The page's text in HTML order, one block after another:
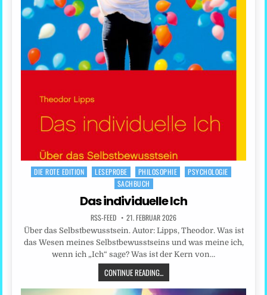
Posted
DIE ROTE EDITION LESEPROBE PHILOSOPHIE
PSYCHOLOGIE
SACHBUCH
Das individuelle Ich
RSS-FEED 21. FEBRUAR 2026
Über das Selbstbewusstsein. Autor: Lipps, Theodor. Was ist
das Wesen meines Selbstbewusstseins und was meine ich,
wenn ich „Ich“ sage? Was ist der Kern von…
CONTINUE READING...